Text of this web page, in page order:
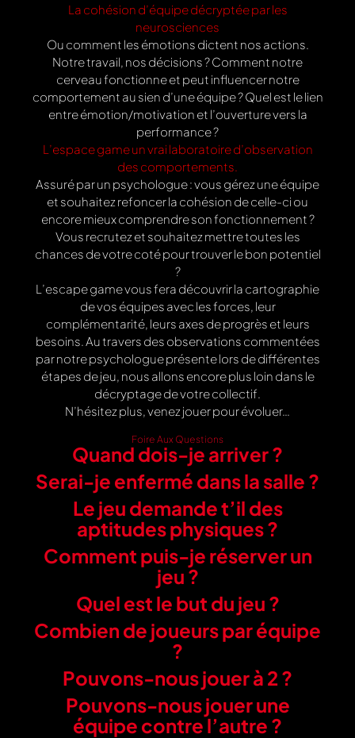
La cohésion d’équipe décryptée par les
neurosciences
Ou comment les émotions dictent nos actions.
Notre travail, nos décisions ? Comment notre
cerveau fonctionne et peut influencer notre
comportement au sien d’une équipe ? Quel est le lien
entre émotion/motivation et l’ouverture vers la
performance ?
L’espace game un vrai laboratoire d’observation
des comportements.
Assuré par un psychologue : vous gérez une équipe
et souhaitez refoncer la cohésion de celle-ci ou
encore mieux comprendre son fonctionnement ?
Vous recrutez et souhaitez mettre toutes les
chances de votre coté pour trouver le bon potentiel
?
L’escape game vous fera découvrir la cartographie
de vos équipes avec les forces, leur
complémentarité, leurs axes de progrès et leurs
besoins. Au travers des observations commentées
par notre psychologue présente lors de différentes
étapes de jeu, nous allons encore plus loin dans le
décryptage de votre collectif.
N’hésitez plus, venez jouer pour évoluer…
Foire Aux Questions
Quand dois-je arriver ?
Serai-je enfermé dans la salle ?
Le jeu demande t’il des
aptitudes physiques ?
Comment puis-je réserver un
jeu ?
Quel est le but du jeu ?
Combien de joueurs par équipe
?
Pouvons-nous jouer à 2 ?
Pouvons-nous jouer une
équipe contre l’autre ?